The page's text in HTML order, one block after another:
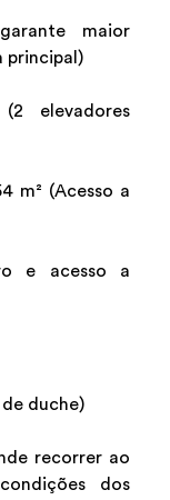
maior
principal)
elevadores
m² (Acesso a
e acesso a
duche)
recorrer ao
dos